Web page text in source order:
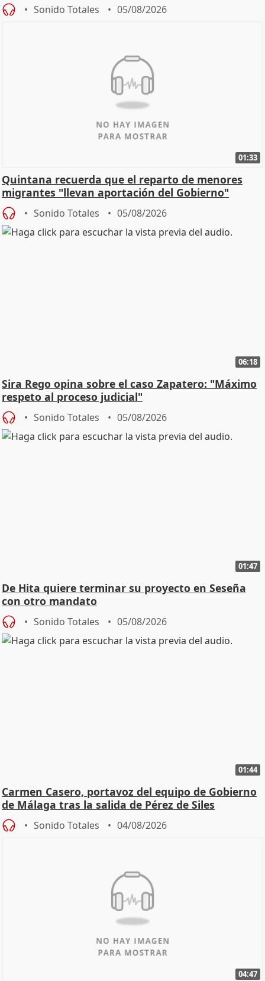
Sonido Totales 05/08/2026
01:33
Quintana recuerda que el reparto de menores
migrantes "llevan aportación del Gobierno"
central
Sonido Totales 05/08/2026
06:18
Sira Rego opina sobre el caso Zapatero: "Máximo
respeto al proceso judicial"
Sonido Totales 05/08/2026
01:47
De Hita quiere terminar su proyecto en Seseña
con otro mandato
Sonido Totales 05/08/2026
01:44
Carmen Casero, portavoz del equipo de Gobierno
de Málaga tras la salida de Pérez de Siles
Sonido Totales 04/08/2026
04:47